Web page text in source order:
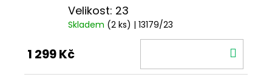
Velikost: 23
Skladem (2 ks) | 13179/23
1 299 Kč